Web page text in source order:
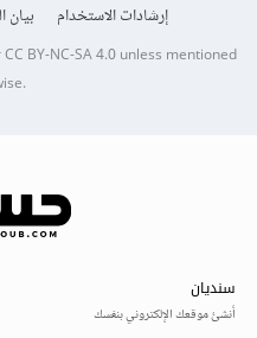
إرشادات الاستخدام
CC BY-NC-SA 4.0unless mentioned